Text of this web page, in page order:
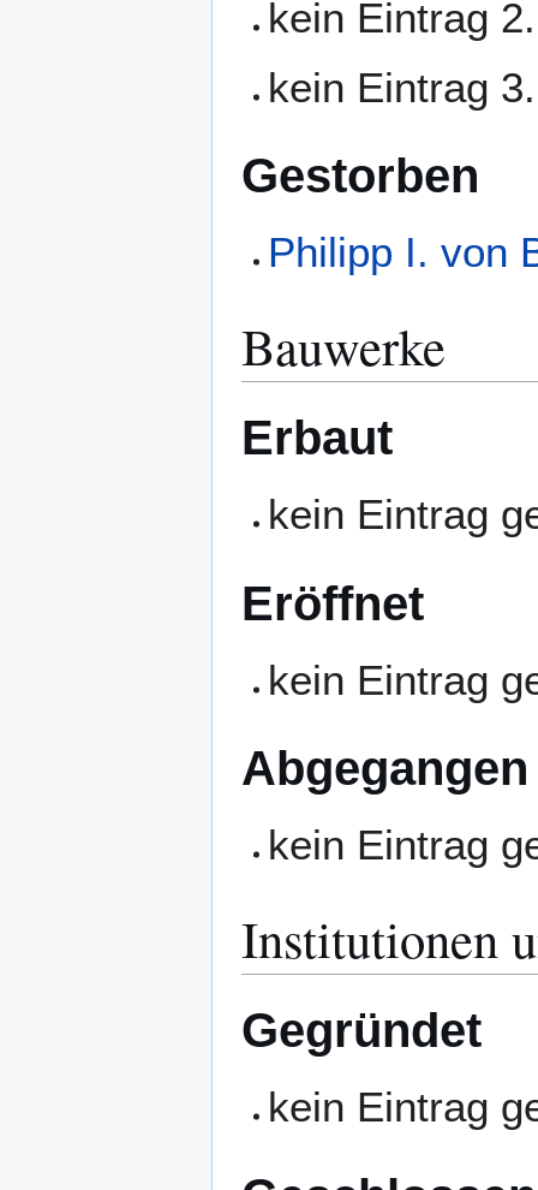
kein Eintrag
kein Eintrag
Gestorben
Philipp I. von
Bauwerke
Erbaut
kein Eintrag
Eröffnet
kein Eintrag
Abgegangen
kein Eintrag
Institutionen
Gegründet
kein Eintrag